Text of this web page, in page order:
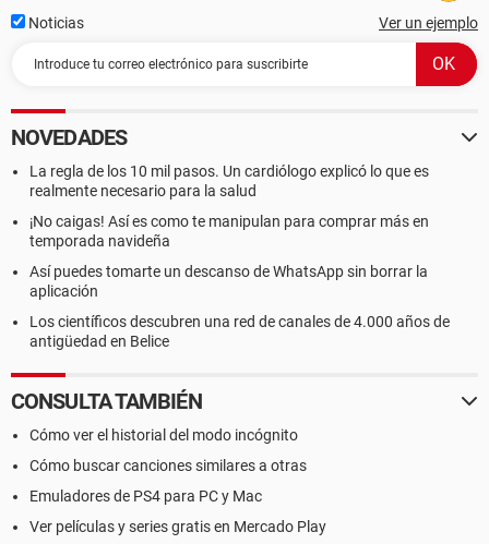
Noticias Ver un ejemplo
NOVEDADES
La regla de los 10 mil pasos. Un cardiólogo explicó lo que es
realmente necesario para la salud
¡No caigas! Así es como te manipulan para comprar más en
temporada navideña
Así puedes tomarte un descanso de WhatsApp sin borrar la
aplicación
Los científicos descubren una red de canales de 4.000 años de
antigüedad en Belice
CONSULTA TAMBIÉN
Cómo ver el historial del modo incógnito
Cómo buscar canciones similares a otras
Emuladores de PS4 para PC y Mac
Ver películas y series gratis en Mercado Play